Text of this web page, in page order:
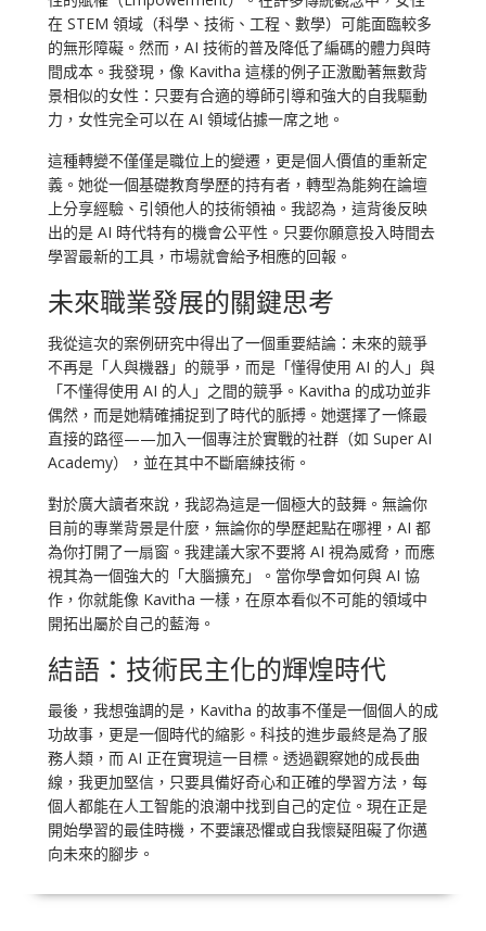
在 STEM 領域（科學、技術、工程、數學）可能面臨較多
的無形障礙。然而，AI 技術的普及降低了編碼的體力與時
間成本。我發現，像 Kavitha 這樣的例子正激勵著無數背
景相似的女性：只要有合適的導師引導和強大的自我驅動
力，女性完全可以在 AI 領域佔據一席之地。
這種轉變不僅僅是職位上的變遷，更是個人價值的重新定
義。她從一個基礎教育學歷的持有者，轉型為能夠在論壇
上分享經驗、引領他人的技術領袖。我認為，這背後反映
出的是 AI 時代特有的機會公平性。只要你願意投入時間去
學習最新的工具，市場就會給予相應的回報。
未來職業發展的關鍵思考
我從這次的案例研究中得出了一個重要結論：未來的競爭
不再是「人與機器」的競爭，而是「懂得使用 AI 的人」與
「不懂得使用 AI 的人」之間的競爭。Kavitha 的成功並非
偶然，而是她精確捕捉到了時代的脈搏。她選擇了一條最
直接的路徑——加入一個專注於實戰的社群（如 Super AI
Academy），並在其中不斷磨練技術。
對於廣大讀者來說，我認為這是一個極大的鼓舞。無論你
目前的專業背景是什麼，無論你的學歷起點在哪裡，AI 都
為你打開了一扇窗。我建議大家不要將 AI 視為威脅，而應
視其為一個強大的「大腦擴充」。當你學會如何與 AI 協
作，你就能像 Kavitha 一樣，在原本看似不可能的領域中
開拓出屬於自己的藍海。
結語：技術民主化的輝煌時代
最後，我想強調的是，Kavitha 的故事不僅是一個個人的成
功故事，更是一個時代的縮影。科技的進步最終是為了服
務人類，而 AI 正在實現這一目標。透過觀察她的成長曲
線，我更加堅信，只要具備好奇心和正確的學習方法，每
個人都能在人工智能的浪潮中找到自己的定位。現在正是
開始學習的最佳時機，不要讓恐懼或自我懷疑阻礙了你邁
向未來的腳步。